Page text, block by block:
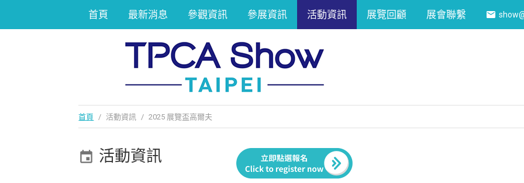
首頁 最新消息 參觀資訊 參展資訊 活動資訊 展覽回顧 展會聯繫
首頁 / 活動資訊 / 2025 展覽盃高爾夫
活動資訊